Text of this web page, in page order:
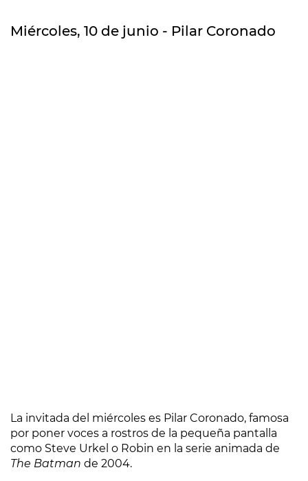
Miércoles, 10 de junio - Pilar Coronado
La invitada del miércoles es Pilar Coronado, famosa
por poner voces a rostros de la pequeña pantalla
como Steve Urkel o Robin en la serie animada de
The Batman de 2004.